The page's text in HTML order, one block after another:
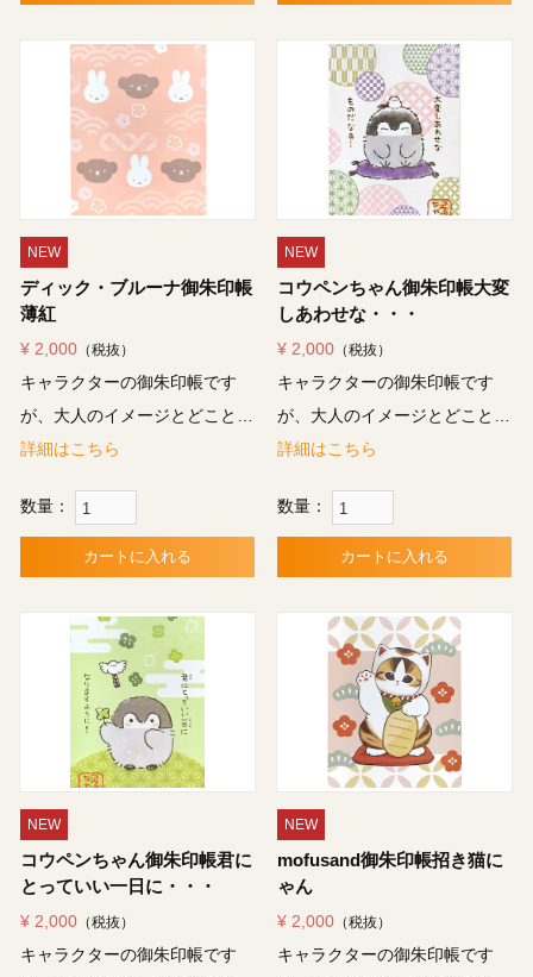
NEW
ディック・ブルーナ御朱印帳
薄紅
¥ 2,000 （税抜）
キャラクターの御朱印帳です
が、大人のイメージとどこと…
詳細はこちら
数量：
カートに入れる
NEW
コウペンちゃん御朱印帳大変
しあわせな・・・
¥ 2,000 （税抜）
キャラクターの御朱印帳です
が、大人のイメージとどこと…
詳細はこちら
数量：
カートに入れる
NEW
コウペンちゃん御朱印帳君に
とっていい一日に・・・
¥ 2,000 （税抜）
キャラクターの御朱印帳です
NEW
mofusand御朱印帳招き猫に
ゃん
¥ 2,000 （税抜）
キャラクターの御朱印帳です